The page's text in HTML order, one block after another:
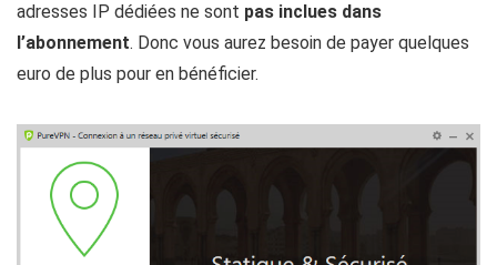
adresses IP dédiées ne sont pas inclues dans
l’abonnement. Donc vous aurez besoin de payer quelques
euro de plus pour en bénéficier.